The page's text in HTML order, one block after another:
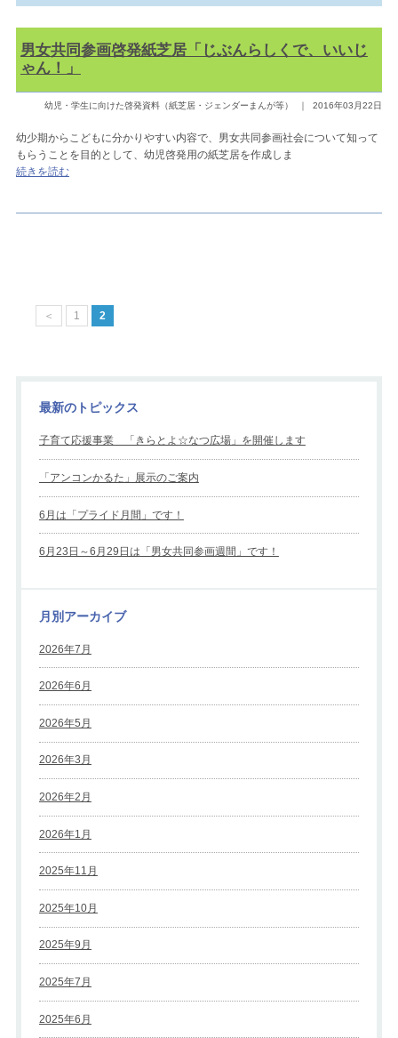
男女共同参画啓発紙芝居「じぶんらしくで、いいじ
ゃん！」
幼児・学生に向けた啓発資料（紙芝居・ジェンダーまんが等） ｜ 2016年03月22日
幼少期からこどもに分かりやすい内容で、男女共同参画社会について知って
もらうことを目的として、幼児啓発用の紙芝居を作成しま
続きを読む
＜ 1 2
最新のトピックス
子育て応援事業 「きらとよ☆なつ広場」を開催します
「アンコンかるた」展示のご案内
6月は「プライド月間」です！
6月23日～6月29日は「男女共同参画週間」です！
月別アーカイブ
2026年7月
2026年6月
2026年5月
2026年3月
2026年2月
2026年1月
2025年11月
2025年10月
2025年9月
2025年7月
2025年6月